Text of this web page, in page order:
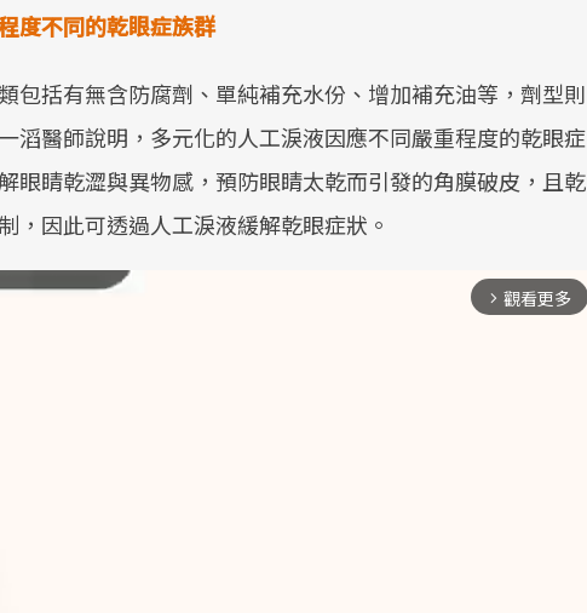
度不同的乾眼症族群
包括有無含防腐劑、單純補充水份、增加補充油等，劑型則
滔醫師說明，多元化的人工淚液因應不同嚴重程度的乾眼症
眼睛乾澀與異物感，預防眼睛太乾而引發的角膜破皮，且乾
，因此可透過人工淚液緩解乾眼症狀。
arrow_forward_ios 觀看更多